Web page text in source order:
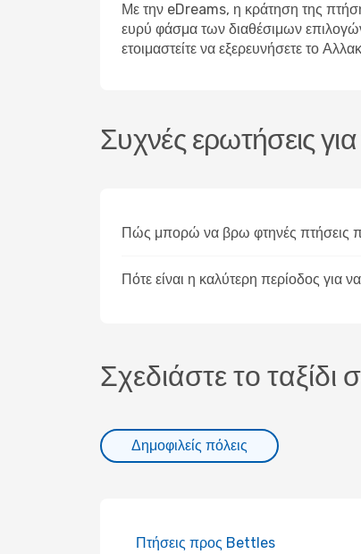
Με την eDreams, η κράτηση της
ευρύ φάσμα των διαθέσιμων επιλογών
ετοιμαστείτε να εξερευνήσετε το
Συχνές ερωτήσεις
Πώς μπορώ να βρω φτηνές πτήσεις
Πότε είναι η καλύτερη περίοδος για
Σχεδιάστε το ταξίδι
Δημοφιλείς πόλεις
Πτήσεις προς Bettles